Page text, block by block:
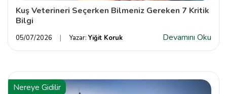
Kuş Veterineri Seçerken Bilmeniz Gereken 7 Kritik
Bilgi
05/07/2026 Yazar: Yiğit Koruk Devamını Oku
Nereye Gidilir